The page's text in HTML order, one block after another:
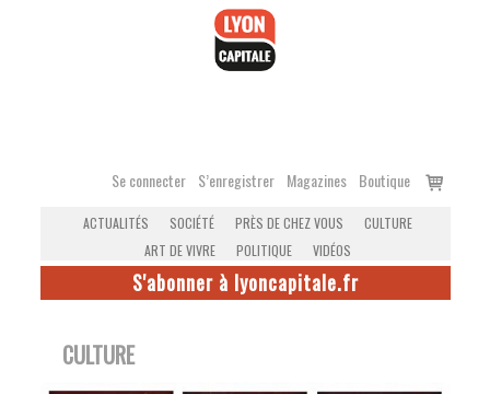
Se connecter S’enregistrer Magazines Boutique
Voir
ACTUALITÉS SOCIÉTÉ PRÈS DE CHEZ VOUS
CULTURE
ART DE VIVRE
POLITIQUE VIDÉOS
S'abonner à lyoncapitale.fr
CULTURE